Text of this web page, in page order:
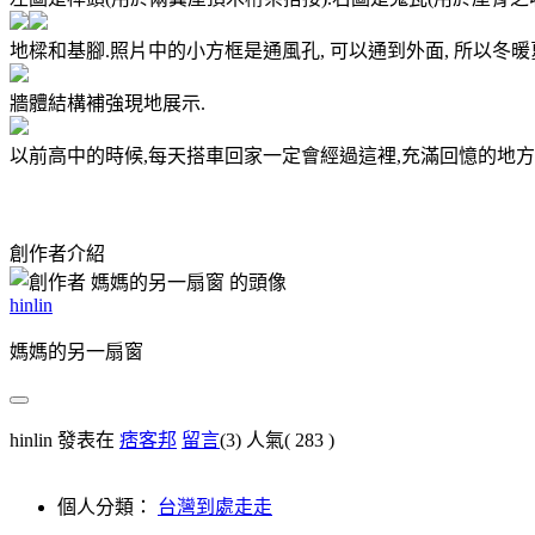
地樑和基腳.照片中的小方框是通風孔, 可以通到外面, 所以冬暖
牆體結構補強現地展示.
以前高中的時候,每天搭車回家一定會經過這裡,充滿回憶的地
創作者介紹
hinlin
媽媽的另一扇窗
hinlin 發表在 痞客邦 留言(3) 人氣( 283 )
個人分類： 台灣到處走走